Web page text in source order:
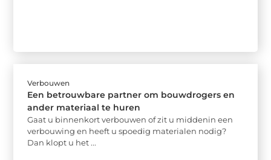
Verbouwen
Een betrouwbare partner om bouwdrogers en
ander materiaal te huren
Gaat u binnenkort verbouwen of zit u middenin een
verbouwing en heeft u spoedig materialen nodig?
Dan klopt u het ...